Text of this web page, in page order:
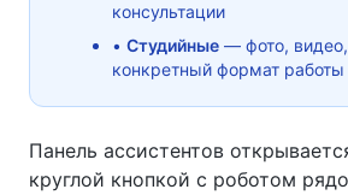
консультации
• Студийные — фото,
конкретный формат работы
Панель ассистентов
круглой кнопкой с роботом